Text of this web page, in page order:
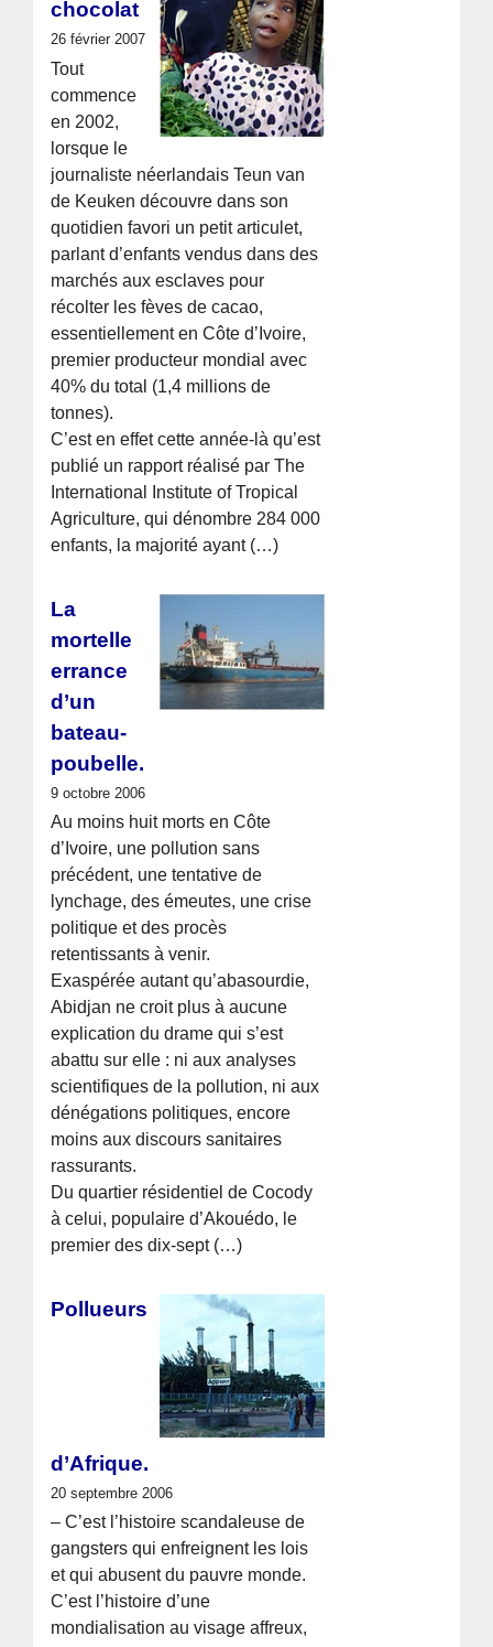
chocolat
26 février 2007
Tout
commence
en 2002,
lorsque le
journaliste néerlandais Teun van
de Keuken découvre dans son
quotidien favori un petit articulet,
parlant d’enfants vendus dans des
marchés aux esclaves pour
récolter les fèves de cacao,
essentiellement en Côte d’Ivoire,
premier producteur mondial avec
40% du total (1,4 millions de
tonnes).
C’est en effet cette année-là qu’est
publié un rapport réalisé par The
International Institute of Tropical
Agriculture, qui dénombre 284 000
enfants, la majorité ayant (…)
La
mortelle
errance
d’un
bateau-
poubelle.
9 octobre 2006
Au moins huit morts en Côte
d’Ivoire, une pollution sans
précédent, une tentative de
lynchage, des émeutes, une crise
politique et des procès
retentissants à venir.
Exaspérée autant qu’abasourdie,
Abidjan ne croit plus à aucune
explication du drame qui s’est
abattu sur elle : ni aux analyses
scientifiques de la pollution, ni aux
dénégations politiques, encore
moins aux discours sanitaires
rassurants.
Du quartier résidentiel de Cocody
à celui, populaire d’Akouédo, le
premier des dix-sept (…)
Pollueurs
d’Afrique.
20 septembre 2006
– C’est l’histoire scandaleuse de
gangsters qui enfreignent les lois
et qui abusent du pauvre monde.
C’est l’histoire d’une
mondialisation au visage affreux,